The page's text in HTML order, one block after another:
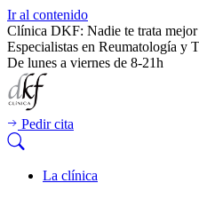
Ir al contenido
Clínica DKF: Nadie te trata mejor
Especialistas en Reumatología y
De lunes a viernes de 8-21h
Pedir cita
La clínica